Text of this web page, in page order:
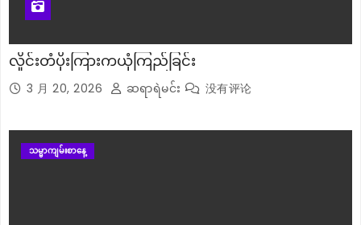
လှိုင်းတံပိုးကြားကယုံကြည်ခြင်း
3 月 20, 2026 ဆရာရဲမင်း 没有评论
သမ္မာကျမ်းစာနေ့